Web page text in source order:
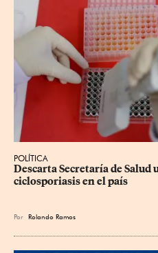
POLÍTICA
Descarta Secretaría de Salud
ciclosporiasis en el país
Por Rolando Ramos